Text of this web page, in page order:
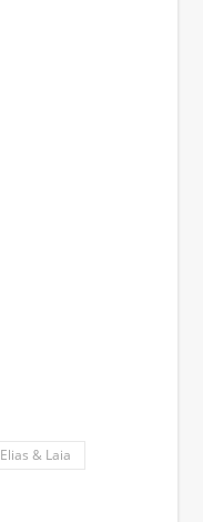
Elias & Laia